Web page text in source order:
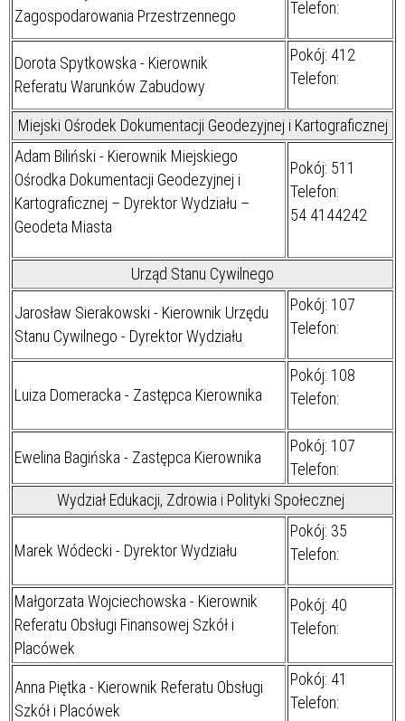
Zagospodarowania Przestrzennego
Telefon:
Dorota Spytkowska - Kierownik
Referatu Warunków Zabudowy
Pokój: 412
Telefon:
Miejski Ośrodek Dokumentacji Geodezyjnej i Kartograficznej
Adam Biliński - Kierownik Miejskiego
Ośrodka Dokumentacji Geodezyjnej i
Kartograficznej – Dyrektor Wydziału –
Geodeta Miasta
Pokój: 511
Telefon:
54 4144242
Urząd Stanu Cywilnego
Jarosław Sierakowski - Kierownik Urzędu
Stanu Cywilnego - Dyrektor Wydziału
Pokój: 107
Telefon:
Luiza Domeracka - Zastępca Kierownika
Pokój: 108
Telefon:
Ewelina Bagińska - Zastępca Kierownika
Pokój: 107
Telefon:
Wydział Edukacji, Zdrowia i Polityki Społecznej
Marek Wódecki - Dyrektor Wydziału
Pokój: 35
Telefon:
Małgorzata Wojciechowska - Kierownik
Referatu Obsługi Finansowej Szkół i
Placówek
Pokój: 40
Telefon:
Anna Piętka - Kierownik Referatu Obsługi
Szkół i Placówek
Pokój: 41
Telefon: